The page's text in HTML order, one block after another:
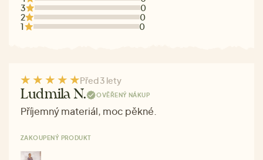
3
0
2
0
1
0
Před 3 lety
Ludmila N. OVĚŘENÝ NÁKUP
Příjemný materiál, moc pěkné.
ZAKOUPENÝ PRODUKT